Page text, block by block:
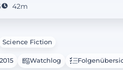
42m
Science Fiction
Watchlog